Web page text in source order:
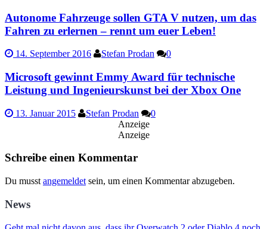
Autonome Fahrzeuge sollen GTA V nutzen, um das
Fahren zu erlernen – rennt um euer Leben!
14. September 2016 Stefan Prodan 0
Microsoft gewinnt Emmy Award für technische
Leistung und Ingenieurskunst bei der Xbox One
13. Januar 2015 Stefan Prodan
0
Anzeige
Anzeige
Schreibe einen Kommentar
Du musst angemeldet sein, um einen Kommentar abzugeben.
News